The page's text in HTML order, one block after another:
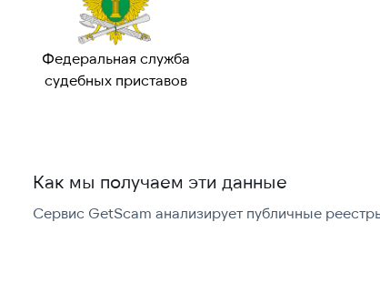
Федеральная служба
судебных приставов
Как мы получаем эти данные
Сервис GetScam анализирует публичные